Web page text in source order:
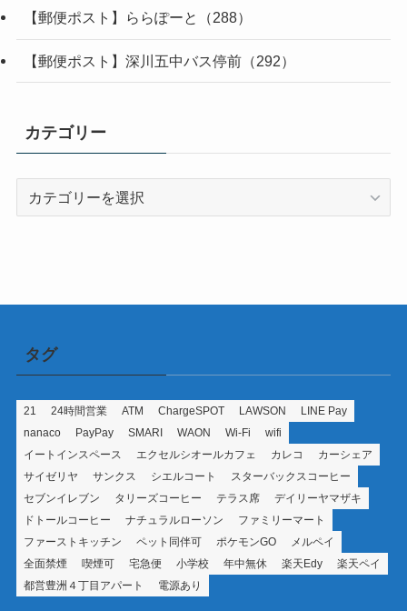
【郵便ポスト】ららぽーと（288）
【郵便ポスト】深川五中バス停前（292）
カテゴリー
タグ
21 24時間営業 ATM ChargeSPOT LAWSON
LINE Pay
nanaco
PayPay SMARI WAON Wi-Fi
wifi
イートインスペース
エクセルシオールカフェ カレコ
カーシェア
サイゼリヤ
サンクス シエルコート
スターバックスコーヒー
セブンイレブン
タリーズコーヒー テラス席
デイリーヤマザキ
ドトールコーヒー
ナチュラルローソン
ファミリーマート
ファーストキッチン
ペット同伴可 ポケモンGO
メルペイ
全面禁煙
喫煙可 宅急便 小学校 年中無休 楽天Edy
楽天ペイ
都営豊洲４丁目アパート
電源あり